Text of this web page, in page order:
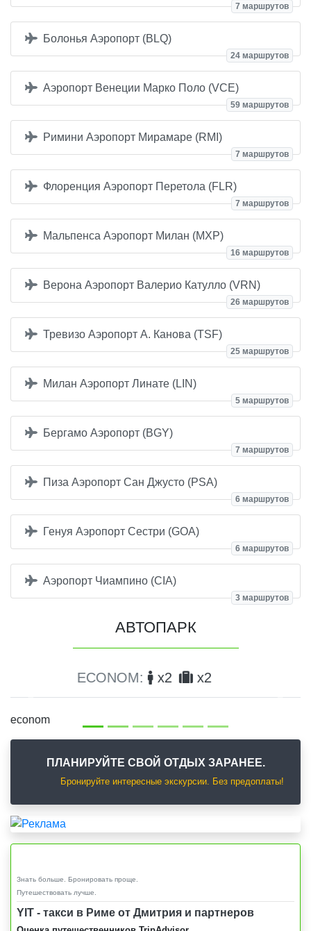
7 маршрутов
Болонья Аэропорт (BLQ)
24 маршрутов
Аэропорт Венеции Марко Поло (VCE)
59 маршрутов
Римини Аэропорт Мирамаре (RMI)
7 маршрутов
Флоренция Аэропорт Перетола (FLR)
7 маршрутов
Мальпенса Аэропорт Милан (MXP)
16 маршрутов
Верона Аэропорт Валерио Катулло (VRN)
26 маршрутов
Тревизо Аэропорт А. Канова (TSF)
25 маршрутов
Милан Аэропорт Линате (LIN)
5 маршрутов
Бергамо Аэропорт (BGY)
7 маршрутов
Пиза Аэропорт Сан Джусто (PSA)
6 маршрутов
Генуя Аэропорт Сестри (GOA)
6 маршрутов
Аэропорт Чиампино (CIA)
3 маршрутов
АВТОПАРК
COMFORT: x3
ПЛАНИРУЙТЕ СВОЙ ОТДЫХ ЗАРАНЕЕ.
Бронируйте интересные экскурсии. Без предоплаты!
Знать больше. Бронировать проще.
Путешествовать лучше.
YIT - такси в Риме от Дмитрия и партнеров